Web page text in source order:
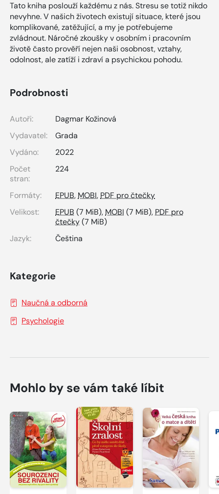
Tato kniha poslouží každému z nás. Stresu se totiž nikdo
nevyhne. V našich životech existují situace, které jsou
komplikované, zatěžující, a my je potřebujeme
zvládnout. Náročné zkoušky v osobním i pracovním
životě často prověří nejen naši osobnost, vztahy,
odolnost, ale zatíží i zdraví a psychickou pohodu.
Podrobnosti
Autoři:
Dagmar Kožinová
Vydavatel:
Grada
Vydáno:
2022
Počet
stran:
224
Formáty: EPUB,MOBI,PDF pro čtečky
Velikost:
EPUB (7 MiB),MOBI (7 MiB),PDF pro
čtečky(7 MiB)
Jazyk:
Čeština
Kategorie
Naučná a odborná
Psychologie
Mohlo by se vám také líbit